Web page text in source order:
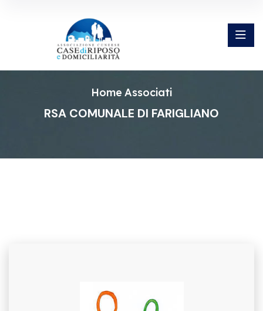
Home Associati
RSA COMUNALE DI FARIGLIANO